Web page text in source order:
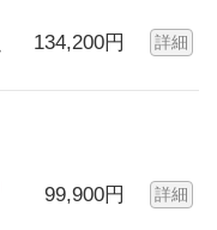
134,200円 詳細
99,900円 詳細